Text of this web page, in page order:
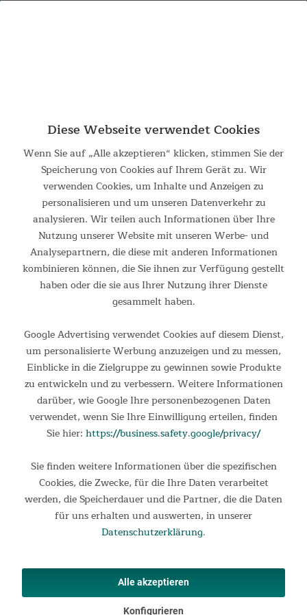
Leider wurden zu Ihrer Suchanfrage keine Artikel
gefunden
Informationen
Rechtliches
Ihre Vorteile
Produkte
Zahlungsarten Versandmethoden
Diese Webseite verwendet Cookies
Wenn Sie auf „Alle akzeptieren“ klicken, stimmen Sie der
Speicherung von Cookies auf Ihrem Gerät zu. Wir
verwenden Cookies, um Inhalte und Anzeigen zu
personalisieren und um unseren Datenverkehr zu
analysieren. Wir teilen auch Informationen über Ihre
Nutzung unserer Website mit unseren Werbe- und
Analysepartnern, die diese mit anderen Informationen
kombinieren können, die Sie ihnen zur Verfügung gestellt
haben oder die sie aus Ihrer Nutzung ihrer Dienste
gesammelt haben.
Google Advertising verwendet Cookies auf diesem Dienst,
um personalisierte Werbung anzuzeigen und zu messen,
Einblicke in die Zielgruppe zu gewinnen sowie Produkte
zu entwickeln und zu verbessern. Weitere Informationen
darüber, wie Google Ihre personenbezogenen Daten
verwendet, wenn Sie Ihre Einwilligung erteilen, finden
Sie hier: https://business.safety.google/privacy/
Sie finden weitere Informationen über die spezifischen
Cookies, die Zwecke, für die Ihre Daten verarbeitet
werden, die Speicherdauer und die Partner, die die Daten
für uns erhalten und auswerten, in unserer
Datenschutzerklärung.
Alle akzeptieren
Konfigurieren